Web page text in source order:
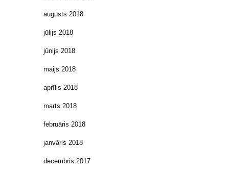
augusts 2018
jūlijs 2018
jūnijs 2018
maijs 2018
aprīlis 2018
marts 2018
februāris 2018
janvāris 2018
decembris 2017